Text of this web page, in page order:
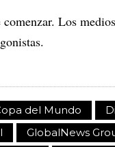
Los
del Mundo
GlobalNews